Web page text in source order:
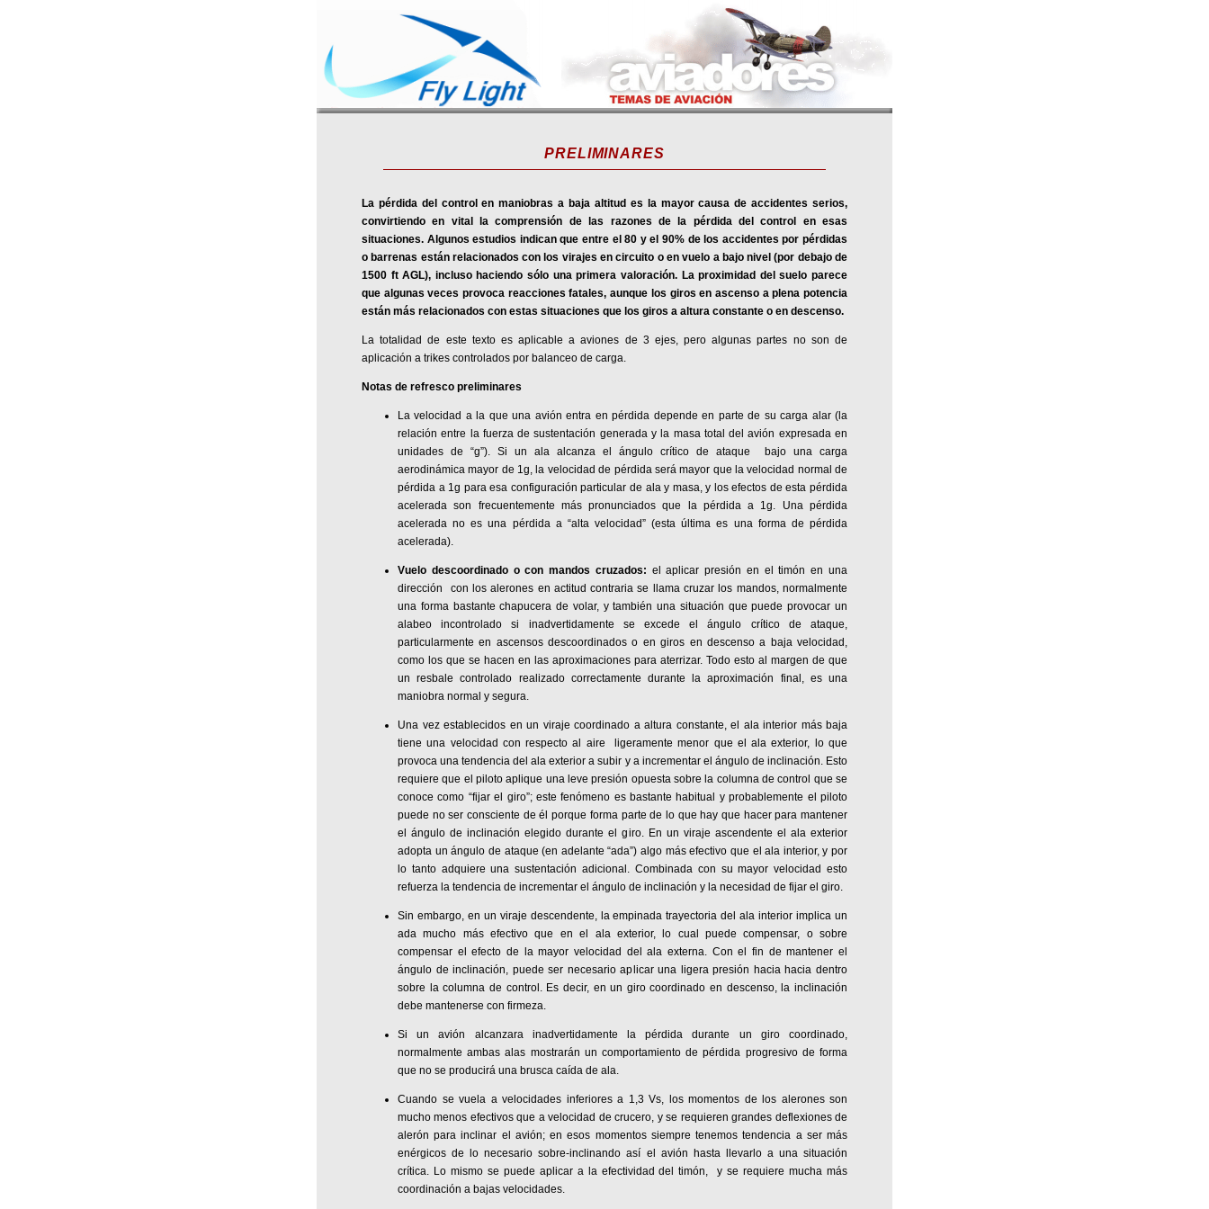
PRELIMINARES
La pérdida del control en maniobras a baja altitud es la mayor causa de accidentes serios,
convirtiendo en vital la comprensión de las razones de la pérdida del control en esas
situaciones. Algunos estudios indican que entre el 80 y el 90% de los accidentes por pérdidas
o barrenas están relacionados con los virajes en circuito o en vuelo a bajo nivel (por debajo de
1500 ft AGL), incluso haciendo sólo una primera valoración. La proximidad del suelo parece
que algunas veces provoca reacciones fatales, aunque los giros en ascenso a plena potencia
están más relacionados con estas situaciones que los giros a altura constante o en descenso.
La totalidad de este texto es aplicable a aviones de 3 ejes, pero algunas partes no son de
aplicación a trikes controlados por balanceo de carga.
Notas de refresco preliminares
La velocidad a la que una avión entra en pérdida depende en parte de su carga alar (la
relación entre la fuerza de sustentación generada y la masa total del avión expresada en
unidades de “g”). Si un ala alcanza el ángulo crítico de ataque bajo una carga
aerodinámica mayor de 1g, la velocidad de pérdida será mayor que la velocidad normal de
pérdida a 1g para esa configuración particular de ala y masa, y los efectos de esta pérdida
acelerada son frecuentemente más pronunciados que la pérdida a 1g. Una pérdida
acelerada no es una pérdida a “alta velocidad” (esta última es una forma de pérdida
acelerada).
Vuelo descoordinado o con mandos cruzados: el aplicar presión en el timón en una
dirección con los alerones en actitud contraria se llama cruzar los mandos, normalmente
una forma bastante chapucera de volar, y también una situación que puede provocar un
alabeo incontrolado si inadvertidamente se excede el ángulo crítico de ataque,
particularmente en ascensos descoordinados o en giros en descenso a baja velocidad,
como los que se hacen en las aproximaciones para aterrizar. Todo esto al margen de que
un resbale controlado realizado correctamente durante la aproximación final, es una
maniobra normal y segura.
Una vez establecidos en un viraje coordinado a altura constante, el ala interior más baja
tiene una velocidad con respecto al aire ligeramente menor que el ala exterior, lo que
provoca una tendencia del ala exterior a subir y a incrementar el ángulo de inclinación. Esto
requiere que el piloto aplique una leve presión opuesta sobre la columna de control que se
conoce como “fijar el giro”; este fenómeno es bastante habitual y probablemente el piloto
puede no ser consciente de él porque forma parte de lo que hay que hacer para mantener
el ángulo de inclinación elegido durante el giro. En un viraje ascendente el ala exterior
adopta un ángulo de ataque (en adelante “ada”) algo más efectivo que el ala interior, y por
lo tanto adquiere una sustentación adicional. Combinada con su mayor velocidad esto
refuerza la tendencia de incrementar el ángulo de inclinación y la necesidad de fijar el giro.
Sin embargo, en un viraje descendente, la empinada trayectoria del ala interior implica un
ada mucho más efectivo que en el ala exterior, lo cual puede compensar, o sobre
compensar el efecto de la mayor velocidad del ala externa. Con el fin de mantener el
ángulo de inclinación, puede ser necesario aplicar una ligera presión hacia hacia dentro
sobre la columna de control. Es decir, en un giro coordinado en descenso, la inclinación
debe mantenerse con firmeza.
Si un avión alcanzara inadvertidamente la pérdida durante un giro coordinado,
normalmente ambas alas mostrarán un comportamiento de pérdida progresivo de forma
que no se producirá una brusca caída de ala.
Cuando se vuela a velocidades inferiores a 1,3 Vs, los momentos de los alerones son
mucho menos efectivos que a velocidad de crucero, y se requieren grandes deflexiones de
alerón para inclinar el avión; en esos momentos siempre tenemos tendencia a ser más
enérgicos de lo necesario sobre-inclinando así el avión hasta llevarlo a una situación
crítica. Lo mismo se puede aplicar a la efectividad del timón, y se requiere mucha más
coordinación a bajas velocidades.